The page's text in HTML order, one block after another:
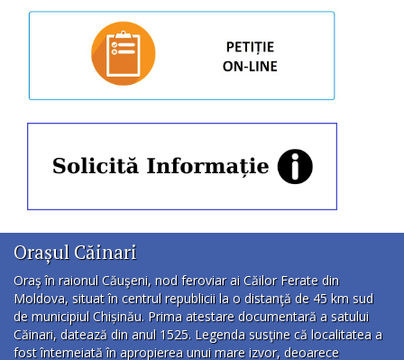
Orașul Căinari
Oraş în raionul Căuşeni, nod feroviar ai Căilor Ferate din
Moldova, situat în centrul republicii la o distanţă de 45 km sud
de municipiul Chișinău. Prima atestare documentară a satului
Căinari, datează din anul 1525. Legenda susţine că localitatea a
fost întemeiată în apropierea unui mare izvor, deoarece